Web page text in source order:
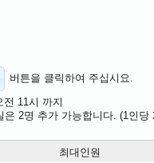
버튼을 클릭하여 주십시요.
11시 까지
2명 추가 가능합니다. (1인당
최대인원